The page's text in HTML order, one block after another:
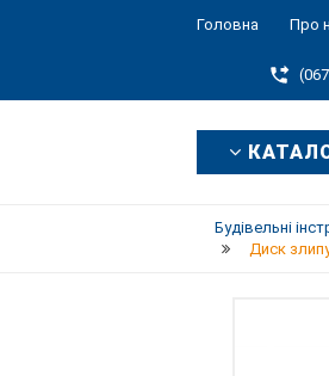
Головна Про
Будівельні
Диск